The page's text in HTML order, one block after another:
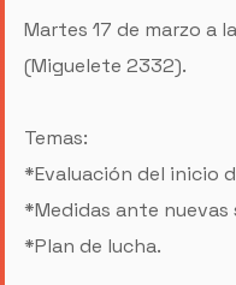
Martes 17 de marzo a
(Miguelete 2332).
Temas:
*Evaluación del inicio
*Medidas ante
*Plan de lucha.